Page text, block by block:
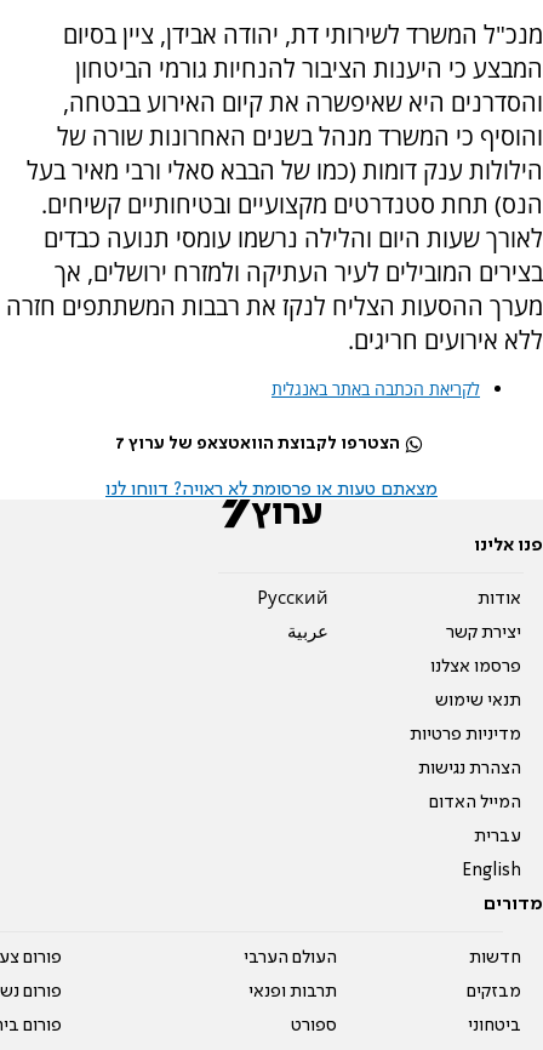
מנכ"ל המשרד לשירותי דת, יהודה אבידן, ציין בסיום
המבצע כי היענות הציבור להנחיות גורמי הביטחון
והסדרנים היא שאיפשרה את קיום האירוע בבטחה,
והוסיף כי המשרד מנהל בשנים האחרונות שורה של
הילולות ענק דומות (כמו של הבבא סאלי ורבי מאיר בעל
הנס) תחת סטנדרטים מקצועיים ובטיחותיים קשיחים.
לאורך שעות היום והלילה נרשמו עומסי תנועה כבדים
בצירים המובילים לעיר העתיקה ולמזרח ירושלים, אך
מערך ההסעות הצליח לנקז את רבבות המשתתפים חזרה
ללא אירועים חריגים.
לקריאת הכתבה באתר באנגלית
הצטרפו לקבוצת הוואטצאפ של ערוץ 7
מצאתם טעות או פרסומת לא ראויה? דווחו לנו
פנו אלינו
אודות
יצירת קשר
פרסמו אצלנו
תנאי שימוש
מדיניות פרטיות
הצהרת נגישות
המייל האדום
עברית
English
Pусский
عربية
מדורים
חדשות
מבזקים
ביטחוני
העולם הערבי
תרבות ופנאי
ספורט
פורום
פורום
פורום